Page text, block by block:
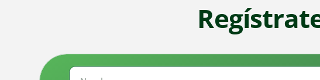
Nombre